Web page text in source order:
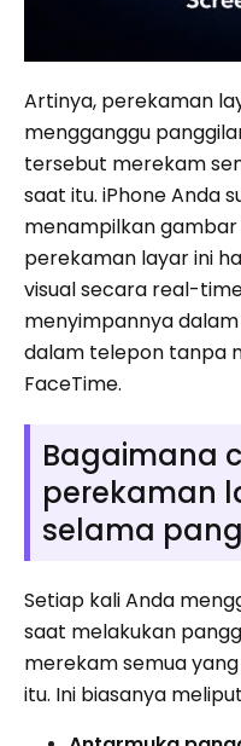
Artinya, perekaman
mengganggu
tersebut merekam
saat itu. iPhone Anda
menampilkan
perekaman layar ini
visual secara real-
menyimpannya
dalam telepon tanpa
FaceTime.
Bagaimana
perekaman
selama
Setiap kali Anda
saat melakukan
merekam semua
itu. Ini biasanya